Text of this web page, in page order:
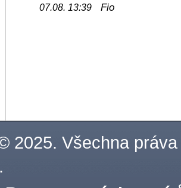
07.08. 13:39 Fio
2025. Všechna práva